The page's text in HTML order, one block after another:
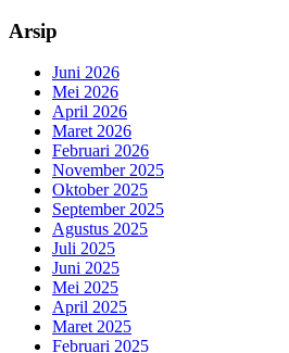
Arsip
Juni 2026
Mei 2026
April 2026
Maret 2026
Februari 2026
November 2025
Oktober 2025
September 2025
Agustus 2025
Juli 2025
Juni 2025
Mei 2025
April 2025
Maret 2025
Februari 2025